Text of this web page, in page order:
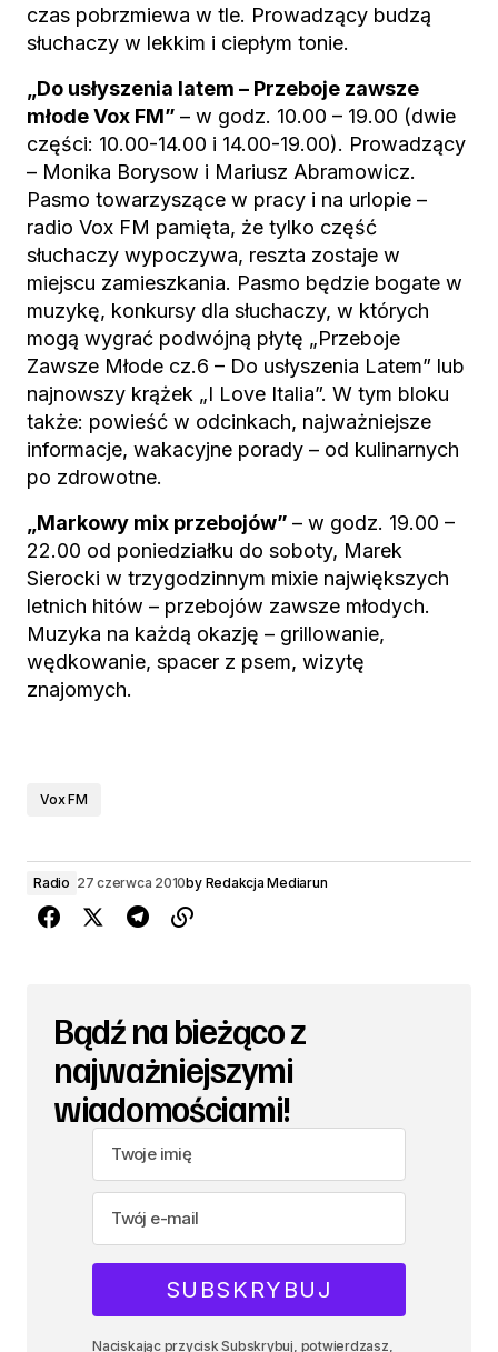
czas pobrzmiewa w tle. Prowadzący budzą
słuchaczy w lekkim i ciepłym tonie.
„Do usłyszenia latem – Przeboje zawsze
młode Vox FM” – w godz. 10.00 – 19.00 (dwie
części: 10.00-14.00 i 14.00-19.00). Prowadzący
– Monika Borysow i Mariusz Abramowicz.
Pasmo towarzyszące w pracy i na urlopie –
radio Vox FM pamięta, że tylko część
słuchaczy wypoczywa, reszta zostaje w
miejscu zamieszkania. Pasmo będzie bogate w
muzykę, konkursy dla słuchaczy, w których
mogą wygrać podwójną płytę „Przeboje
Zawsze Młode cz.6 – Do usłyszenia Latem” lub
najnowszy krążek „I Love Italia”. W tym bloku
także: powieść w odcinkach, najważniejsze
informacje, wakacyjne porady – od kulinarnych
po zdrowotne.
„Markowy mix przebojów” – w godz. 19.00 –
22.00 od poniedziałku do soboty, Marek
Sierocki w trzygodzinnym mixie największych
letnich hitów – przebojów zawsze młodych.
Muzyka na każdą okazję – grillowanie,
wędkowanie, spacer z psem, wizytę
znajomych.
Vox FM
Radio 27 czerwca 2010by Redakcja Mediarun
Bądź na bieżąco z
najważniejszymi
wiadomościami!
Naciskając przycisk Subskrybuj, potwierdzasz,